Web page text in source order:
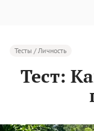
Тесты / Личность
Тест: